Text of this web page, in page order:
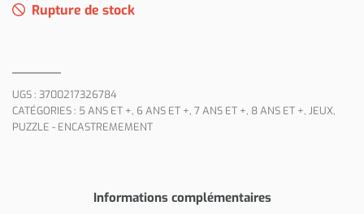
Rupture de stock
UGS : 3700217326784
CATÉGORIES : 5 ANS ET +, 6 ANS ET +, 7 ANS ET +, 8 ANS ET +, JEUX,
PUZZLE - ENCASTREMEMENT
Informations complémentaires